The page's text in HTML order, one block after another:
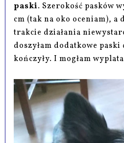
paski. Szerokość pasków
cm (tak na oko oceniam), a
trakcie działania
doszyłam dodatkowe
kończyły. I mogłam